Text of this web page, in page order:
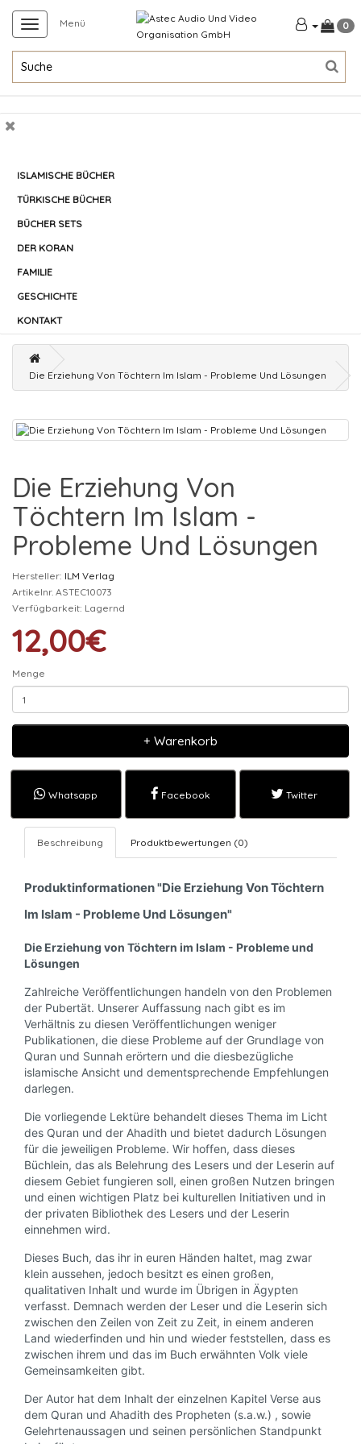
Menü 0
ISLAMISCHE BÜCHER
TÜRKISCHE BÜCHER
BÜCHER SETS
DER KORAN
FAMILIE
GESCHICHTE
KONTAKT
Die Erziehung Von Töchtern Im Islam - Probleme Und Lösungen
Die Erziehung Von
Töchtern Im Islam -
Probleme Und Lösungen
Hersteller: ILM Verlag
Artikelnr. ASTEC10073
Verfügbarkeit: Lagernd
12,00€
Menge
+ Warenkorb
Whatsapp Facebook Twitter
Beschreibung Produktbewertungen (0)
Produktinformationen "Die Erziehung Von Töchtern
Im Islam - Probleme Und Lösungen"
Die Erziehung von Töchtern im Islam - Probleme und
Lösungen
Zahlreiche Veröffentlichungen handeln von den Problemen
der Pubertät. Unserer Auffassung nach gibt es im
Verhältnis zu diesen Veröffentlichungen weniger
Publikationen, die diese Probleme auf der Grundlage von
Quran und Sunnah erörtern und die diesbezügliche
islamische Ansicht und dementsprechende Empfehlungen
darlegen.
Die vorliegende Lektüre behandelt dieses Thema im Licht
des Quran und der Ahadith und bietet dadurch Lösungen
für die jeweiligen Probleme. Wir hoffen, dass dieses
Büchlein, das als Belehrung des Lesers und der Leserin auf
diesem Gebiet fungieren soll, einen großen Nutzen bringen
und einen wichtigen Platz bei kulturellen Initiativen und in
der privaten Bibliothek des Lesers und der Leserin
einnehmen wird.
Dieses Buch, das ihr in euren Händen haltet, mag zwar
klein aussehen, jedoch besitzt es einen großen,
qualitativen Inhalt und wurde im Übrigen in Ägypten
verfasst. Demnach werden der Leser und die Leserin sich
zwischen den Zeilen von Zeit zu Zeit, in einem anderen
Land wiederfinden und hin und wieder feststellen, dass es
zwischen ihrem und das im Buch erwähnten Volk viele
Gemeinsamkeiten gibt.
Der Autor hat dem Inhalt der einzelnen Kapitel Verse aus
dem Quran und Ahadith des Propheten (s.a.w.) , sowie
Gelehrtenaussagen und seinen persönlichen Standpunkt